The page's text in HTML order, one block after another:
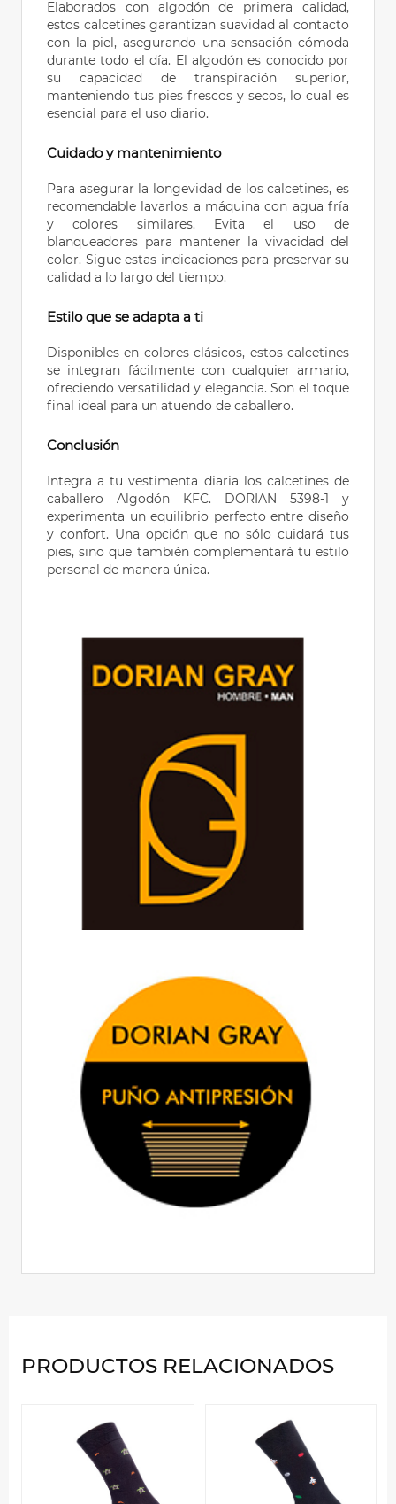
Elaborados con algodón de primera calidad,
estos calcetines garantizan suavidad al contacto
con la piel, asegurando una sensación cómoda
durante todo el día. El algodón es conocido por
su capacidad de transpiración superior,
manteniendo tus pies frescos y secos, lo cual es
esencial para el uso diario.
Cuidado y mantenimiento
Para asegurar la longevidad de los calcetines, es
recomendable lavarlos a máquina con agua fría
y colores similares. Evita el uso de
blanqueadores para mantener la vivacidad del
color. Sigue estas indicaciones para preservar su
calidad a lo largo del tiempo.
Estilo que se adapta a ti
Disponibles en colores clásicos, estos calcetines
se integran fácilmente con cualquier armario,
ofreciendo versatilidad y elegancia. Son el toque
final ideal para un atuendo de caballero.
Conclusión
Integra a tu vestimenta diaria los calcetines de
caballero Algodón KFC. DORIAN 5398-1 y
experimenta un equilibrio perfecto entre diseño
y confort. Una opción que no sólo cuidará tus
pies, sino que también complementará tu estilo
personal de manera única.
PRODUCTOS RELACIONADOS